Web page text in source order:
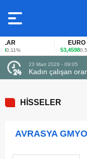
0,11%
EURO
53,4598
23 Mart 2026 - 09:05
Kadın çalışan
HİSSELER
AVRASYA